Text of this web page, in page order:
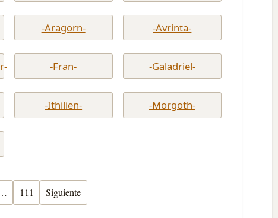
-Aragorn- -Avrinta-
-Fran- -Galadriel-
-Ithilien- -Morgoth-
111 Siguiente